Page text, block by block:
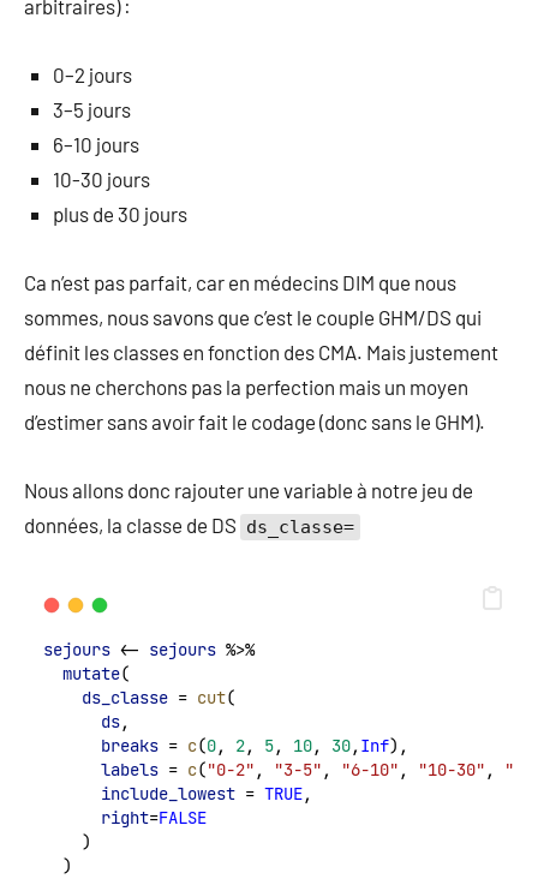
arbitraires) :
0–2 jours
3–5 jours
6–10 jours
10-30 jours
plus de 30 jours
Ca n’est pas parfait, car en médecins DIM que nous
sommes, nous savons que c’est le couple GHM/DS qui
définit les classes en fonction des CMA. Mais justement
nous ne cherchons pas la perfection mais un moyen
d’estimer sans avoir fait le codage (donc sans le GHM).
Nous allons donc rajouter une variable à notre jeu de
données, la classe de DS ds_classe=
sejours <- sejours %>%
mutate(
ds_classe = cut(
ds,
breaks = c(0, 2, 5, 10, 30, Inf),
labels = c("0-2" , "3-5" , "6-10" , "10-30" ,
include_lowest = TRUE,
right=FALSE
    )
  )